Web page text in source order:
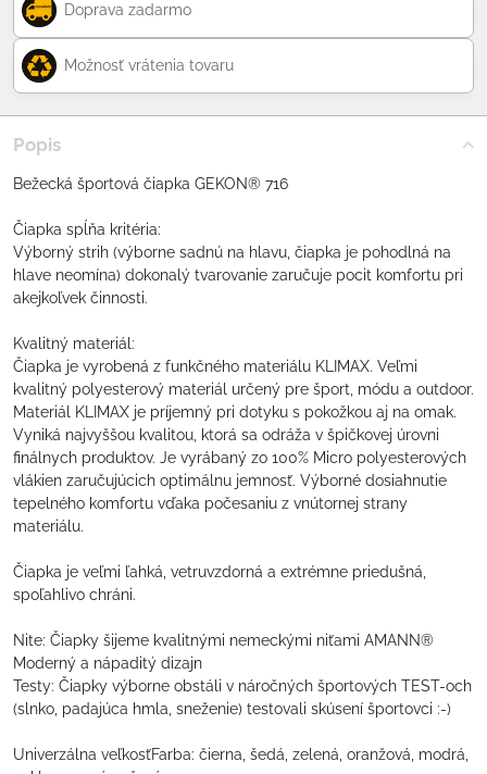
Doprava zadarmo
Možnosť vrátenia tovaru
Popis
Bežecká športová čiapka GEKON® 716
Čiapka spĺňa kritéria:
Výborný strih (výborne sadnú na hlavu, čiapka je pohodlná na
hlave neomína) dokonalý tvarovanie zaručuje pocit komfortu pri
akejkoľvek činnosti.
Kvalitný materiál:
Čiapka je vyrobená z funkčného materiálu KLIMAX. Veľmi
kvalitný polyesterový materiál určený pre šport, módu a outdoor.
Materiál KLIMAX je príjemný pri dotyku s pokožkou aj na omak.
Vyniká najvyššou kvalitou, ktorá sa odráža v špičkovej úrovni
finálnych produktov. Je vyrábaný zo 100% Micro polyesterových
vlákien zaručujúcich optimálnu jemnosť. Výborné dosiahnutie
tepelného komfortu vďaka počesaniu z vnútornej strany
materiálu.
Čiapka je veľmi ľahká, vetruvzdorná a extrémne priedušná,
spoľahlivo chráni.
Nite: Čiapky šijeme kvalitnými nemeckými niťami AMANN®
Moderný a nápaditý dizajn
Testy: Čiapky výborne obstáli v náročných športových TEST-och
(slnko, padajúca hmla, sneženie) testovali skúsení športovci :-)
Univerzálna veľkosťFarba: čierna, šedá, zelená, oranžová, modrá,